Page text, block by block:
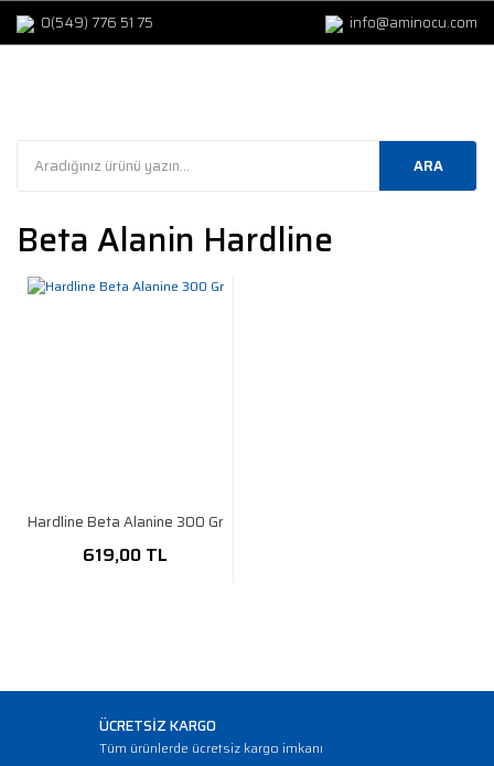
0(549) 776 51 75 info@aminocu.com
ARA
Beta Alanin Hardline
Hardline Beta Alanine 300 Gr
619,00 TL
ÜCRETSİZ KARGO
Tüm ürünlerde ücretsiz kargo imkanı